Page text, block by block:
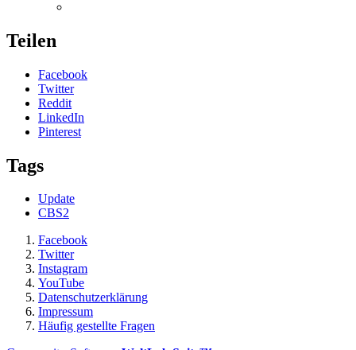
Teilen
Facebook
Twitter
Reddit
LinkedIn
Pinterest
Tags
Update
CBS2
Facebook
Twitter
Instagram
YouTube
Datenschutzerklärung
Impressum
Häufig gestellte Fragen